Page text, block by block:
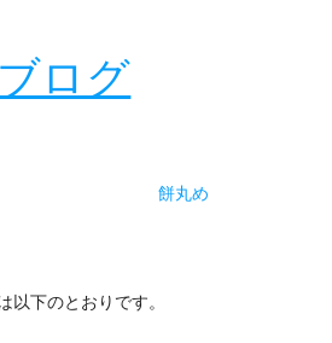
ログ
餅丸め
以下のとおりです。